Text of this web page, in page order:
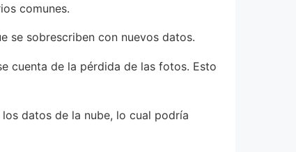
comunes.
se sobrescriben con nuevos datos.
cuenta de la pérdida de las fotos. Esto
datos de la nube, lo cual podría